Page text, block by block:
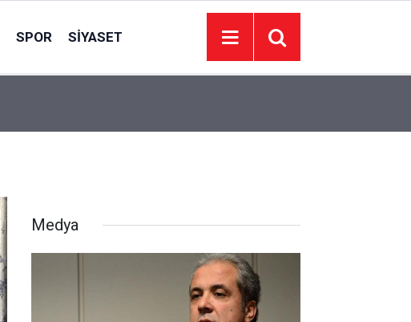
SPOR SIYASET
Medya